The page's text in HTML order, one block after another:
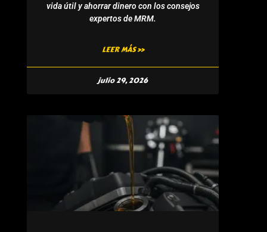
vida útil y ahorrar dinero con los consejos
expertos de MRM.
LEER MÁS »
julio 29, 2026